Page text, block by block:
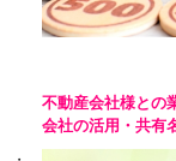
不動産会社様との
会社の活用・共有